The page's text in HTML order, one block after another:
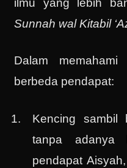
ilmu yang lebih
Sunnah wal Kitabil
Dalam
berbeda pendapat:
Kencing sambil
tanpa adanya
pendapat